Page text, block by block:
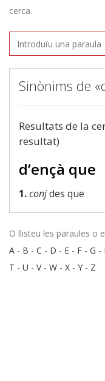
cerca.
Sinònims de
Resultats de la
resultat)
d’ençà que
1.conjdes que
O llisteu les paraules o
A - B - C - D - E - F - G -
T - U - V- W - X - Y - Z